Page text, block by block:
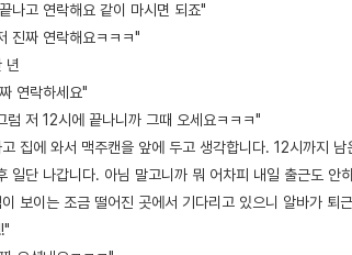
나고 연락해요 같이 마시면 되죠"
진짜 연락해요ㅋㅋㅋ"
년
연락하세요"
럼 저 12시에 끝나니까 그때 오세요ㅋㅋㅋ"
집에 와서 맥주캔을 앞에 두고 생각합니다. 12시까지
일단 나갑니다. 아님 말고니까 뭐 어차피 내일 출근도 안
보이는 조금 떨어진 곳에서 기다리고 있으니 알바가 퇴